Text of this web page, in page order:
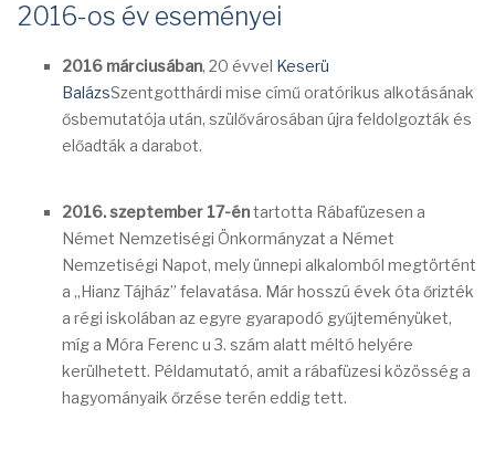
2016-os év eseményei
2016 márciusában, 20 évvel Keserü
BalázsSzentgotthárdi mise című oratórikus alkotásának
ősbemutatója után, szülővárosában újra feldolgozták és
előadták a darabot.
2016. szeptember 17-éntartotta Rábafüzesen a
Német Nemzetiségi Önkormányzat a Német
Nemzetiségi Napot, mely ünnepi alkalomból megtörtént
a „Hianz Tájház” felavatása. Már hosszú évek óta őrizték
a régi iskolában az egyre gyarapodó gyűjteményüket,
míg a Móra Ferenc u 3. szám alatt méltó helyére
kerülhetett. Példamutató, amit a rábafüzesi közösség a
hagyományaik őrzése terén eddig tett.